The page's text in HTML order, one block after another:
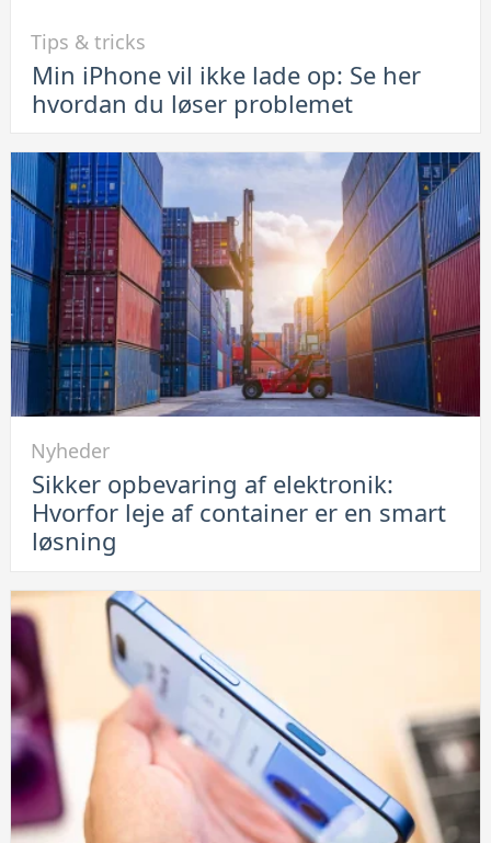
Min
iPhone
ikke
lade
op:
Se
her
hvordan
du
løser
problemet
Tips & tricks
Min iPhone vil ikke lade op: Se her
hvordan du løser problemet
Sikker
opbevaring
Hvorfor
leje
af
container
er
en
smart
løsning
Nyheder
Sikker opbevaring af elektronik:
Hvorfor leje af container er en smart
løsning